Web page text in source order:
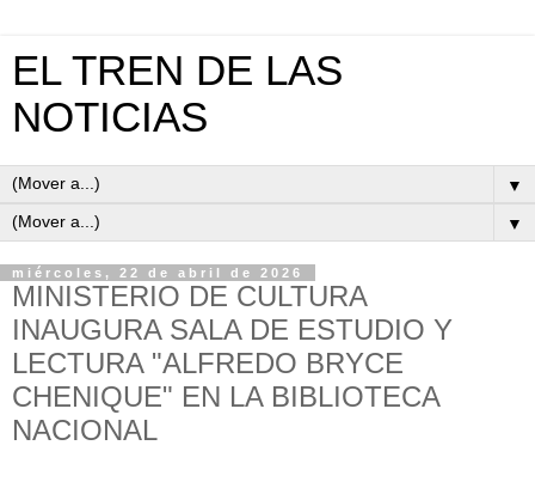
EL TREN DE LAS
NOTICIAS
▼
▼
miércoles, 22 de abril de 2026
MINISTERIO DE CULTURA
INAUGURA SALA DE ESTUDIO Y
LECTURA "ALFREDO BRYCE
CHENIQUE" EN LA BIBLIOTECA
NACIONAL